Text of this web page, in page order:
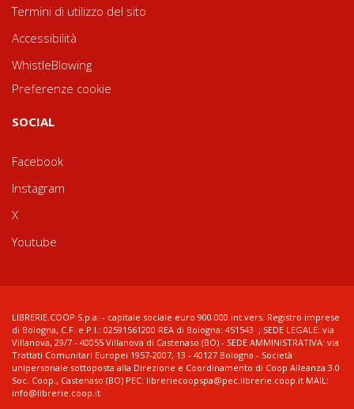
Termini di utilizzo del sito
Accessibilità
WhistleBlowing
Preferenze cookie
SOCIAL
Facebook
Instagram
X
Youtube
LIBRERIE.COOP S.p.a. - capitale sociale euro 900.000 int.vers. Registro imprese
di Bologna, C.F. e P.I.: 02591561200 REA di Bologna: 451543 ; SEDE LEGALE: via
Villanova, 29/7 - 40055 Villanova di Castenaso (BO) - SEDE AMMINISTRATIVA: via
Trattati Comunitari Europei 1957-2007, 13 - 40127 Bologna - Società
unipersonale sottoposta alla Direzione e Coordinamento di Coop Alleanza 3.0
Soc. Coop., Castenaso (BO) PEC: libreriecoopspa@pec.librerie.coop.it MAIL:
info@librerie.coop.it